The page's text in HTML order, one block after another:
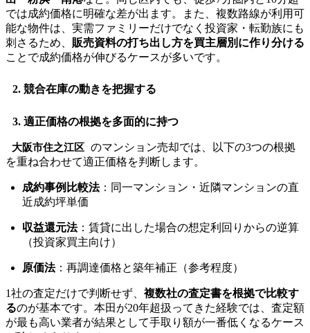
では成約価格に明確な差が出ます。また、複数路線が利用可
能な物件は、実需ファミリーだけでなく投資家・転勤族にも
刺さるため、 販売資料の打ち出し方を買主層別に作り分ける
ことで成約価格が伸びるケースが多いです。
2. 競合在庫の動きを把握する
3. 適正価格の根拠を多面的に持つ
大阪市住之江区
のマンション売却では、以下の3つの根拠
を重ね合わせて適正価格を判断します。
成約事例比較法：同一マンション・近隣マンションの直
近成約坪単価
収益還元法：賃貸に出した場合の想定利回りからの逆算
（投資家買主向け）
原価法：再調達価格と築年補正（参考程度）
1社の査定だけで判断せず、 複数社の査定書を根拠で比較す
るのが基本です。本田が20年超扱ってきた経験では、査定額
が最も高い業者が結果として手取り額が一番低くなるケース